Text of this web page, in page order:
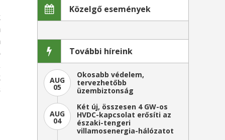
Közelgő események
További híreink
AUG
05
Okosabb védelem,
tervezhetőbb
üzembiztonság
AUG
04
Két új, összesen 4 GW-os
HVDC-kapcsolat erősíti az
északi-tengeri
villamosenergia-hálózatot